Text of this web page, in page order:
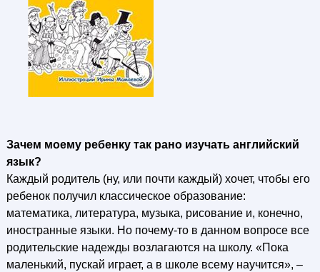
Зачем моему ребенку так рано изучать английский
язык?
Каждый родитель (ну, или почти каждый) хочет, чтобы его
ребенок получил классическое образование:
математика, литература, музыка, рисование и, конечно,
иностранные языки. Но почему-то в данном вопросе все
родительские надежды возлагаются на школу. «Пока
маленький, пускай играет, а в школе всему научится», –